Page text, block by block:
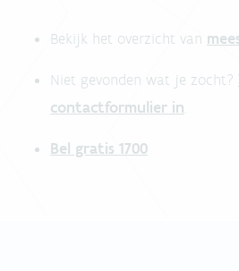
Bekijk het overzicht van
Niet gevonden wat je zocht?
contactformulier in.
Bel gratis 1700